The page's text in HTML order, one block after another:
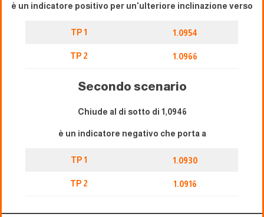
è un indicatore positivo per un'ulteriore inclinazione verso
TP 1 1.0954
TP 2 1.0966
Secondo scenario
Chiude al di sotto di 1,0946
è un indicatore negativo che porta a
TP 1 1.0930
TP 2 1.0916